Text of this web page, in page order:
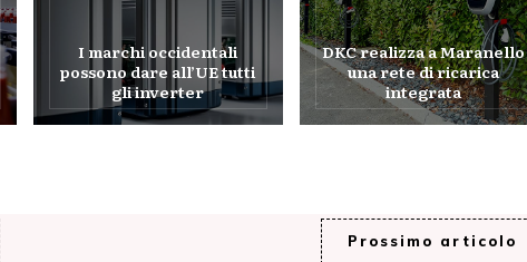
I marchi occidentali
possono dare all’UE tutti
gli inverter
DKC realizza a Maranello
una rete di ricarica
integrata
Prossimo articolo